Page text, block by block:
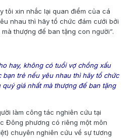
tôi xin nhắc lại quan điểm của cá
nhau thì hãy tổ chức đám cưới bởi
thượng đế ban tặng con người”.
hay, không có tuổi vợ chồng xấu
trẻ nếu yêu nhau thì hãy tổ chức
giá nhất mà thượng đế ban tặng
làm công tác nghiên cứu tại
Đông phương có riêng một môn
chuyên nghiên cứu về sự tương